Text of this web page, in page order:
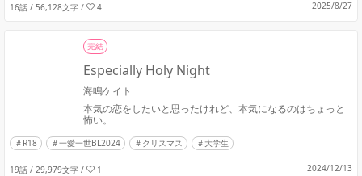
16話 / 56,128文字 / 4 2025/8/27
完結
Especially Holy Night
海鳴ケイト
本気の恋をしたいと思ったけれど、本気になるのはちょっと
怖い。
R18 一愛一世BL2024 クリスマス 大学生
19話 / 29,979文字 / 1 2024/12/13